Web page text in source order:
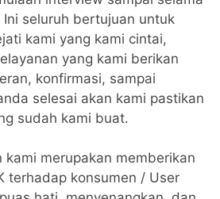
seluruh bertujuan untuk
kami yang kami cintai,
yang kami berikan
konfirmasi, sampai
selesai akan kami pastikan
sudah kami buat.
merupakan memberikan
terhadap konsumen / User